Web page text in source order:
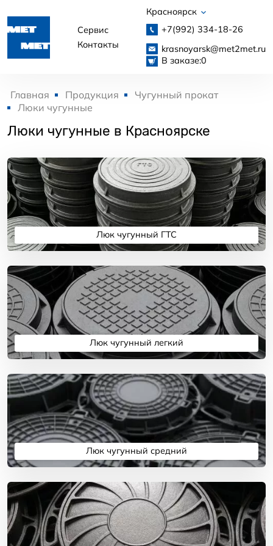
Сервис
Контакты
Красноярск
+7(992) 334-18-26
krasnoyarsk@met2met.ru
В заказе:0
Главная Продукция
Чугунный прокат
Люки чугунные
Люки чугунные в Красноярске
Люк чугунный ГТС
Подробнее
Люк чугунный легкий
Подробнее
Люк чугунный средний
Подробнее